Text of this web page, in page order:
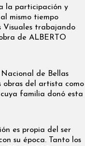
la participación y
mismo tiempo
Visuales trabajando
de ALBERTO
de Bellas
obras del artista como
familia donó esta
es propia del ser
su época. Tanto los